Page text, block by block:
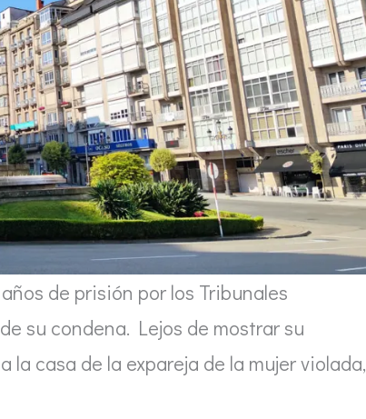
de prisión por los Tribunales
su condena. Lejos de mostrar su
casa de la expareja de la mujer violada,